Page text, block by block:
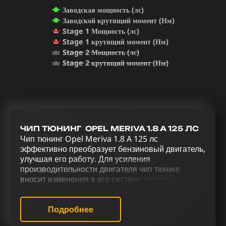
Заводская мощность (лс)
Заводской крутящий момент (Нм)
Stage 1 Мощность (лс)
Stage 1 крутящий момент (Нм)
Stage 2 Мощность (лс)
Stage 2 крутящий момент (Нм)
ЧИП ТЮНИНГ OPEL MERIVA 1.8 A 125 ЛС
Чип тюнинг Opel Meriva 1.8 A 125 лс
эффективно преобразует бензиновый двигатель,
улучшая его работу. Для усиления
производительности двигателя чип тюнинг
вносит изменения в его систему управления.
Opel Meriva 1.8 A 125 лс достигается благодаря
тюнинговому комплексу, который
предусматривает чип тюнинг (stage 1 и stage 2),
Подробнее